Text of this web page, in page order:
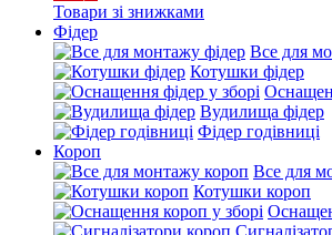
Товари зі знижками
Фідер
Все для
Котушки фідер
Вудилища фідер
Фідер годівниці
Короп
Все для
Котушки короп